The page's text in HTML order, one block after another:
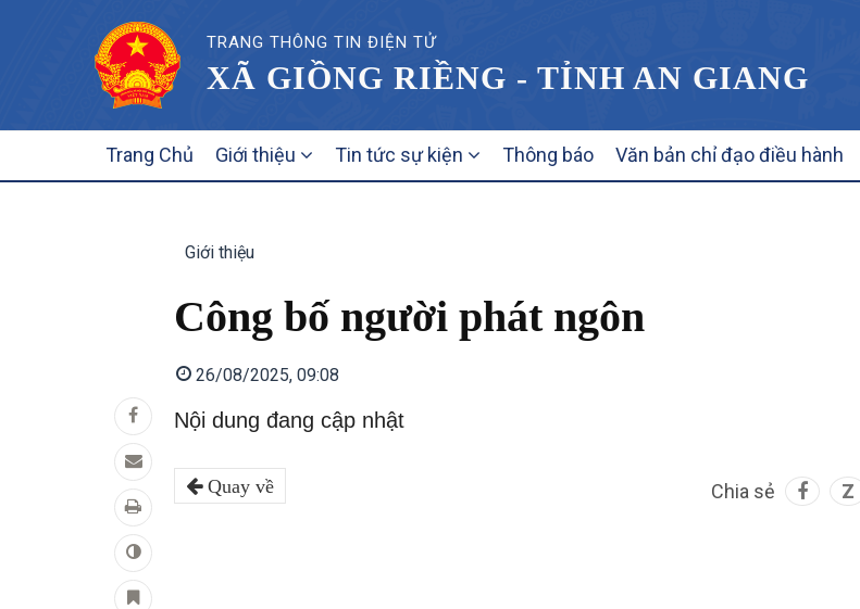
TRANG THÔNG TIN ĐIỆN TỬ
XÃ GIỒNG RIỀNG - TỈNH AN GIANG
NAVIGATION
Trang Chủ Giới thiệu Tin tức sự kiện Thông báo Văn bản chỉ đạo điều hành
Giới thiệu
Công bố người phát ngôn
26/08/2025, 09:08
Nội dung đang cập nhật
Quay về Chia sẻ Z